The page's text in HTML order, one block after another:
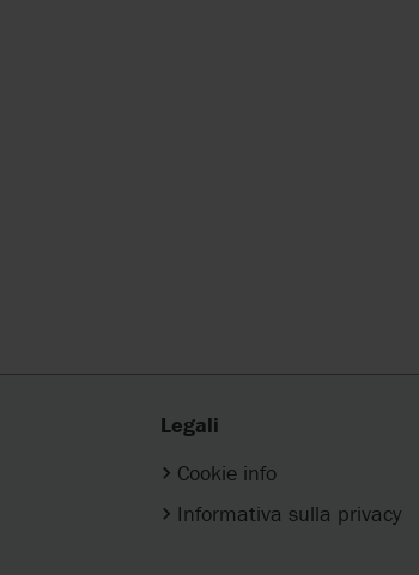
Legali
Cookie info
Informativa sulla privacy